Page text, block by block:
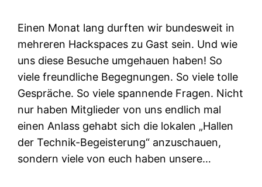
Einen Monat lang durften wir bundesweit in
mehreren Hackspaces zu Gast sein. Und wie
uns diese Besuche umgehauen haben! So
viele freundliche Begegnungen. So viele tolle
Gespräche. So viele spannende Fragen. Nicht
nur haben Mitglieder von uns endlich mal
einen Anlass gehabt sich die lokalen „Hallen
der Technik-Begeisterung“ anzuschauen,
sondern viele von euch haben unsere…